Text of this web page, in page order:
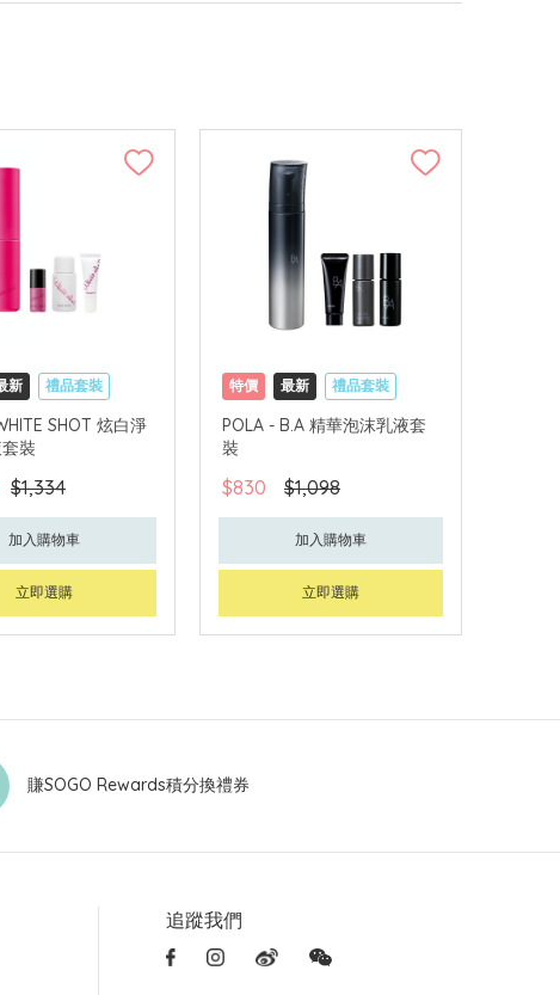
新
禮品套裝
可中國內地配送
SHOT 炫白淨
裝
$1,334
加入購物車
立即選購
特價 最新
禮品套裝
網購店取
可中國內地配送
POLA - B.A 精華泡沫乳液套
裝
$830 $1,098
加入購物車
立即選購
賺SOGO Rewards積分換禮券
追蹤我們